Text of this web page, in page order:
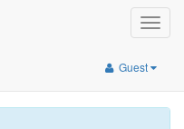
Toggle
Guest